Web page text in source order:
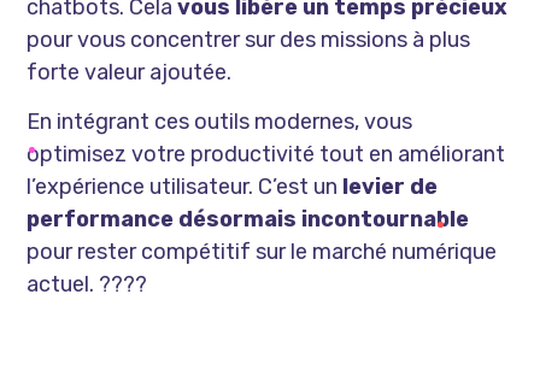
chatbots. Celavous libère un temps précieux
pour vous concentrer sur des missions à plus
forte valeur ajoutée.
En intégrant ces outils modernes, vous
optimisez votre productivité tout en améliorant
l’expérience utilisateur. C’est un levier de
performance désormais incontournable
pour rester compétitif sur le marché numérique
actuel. ????